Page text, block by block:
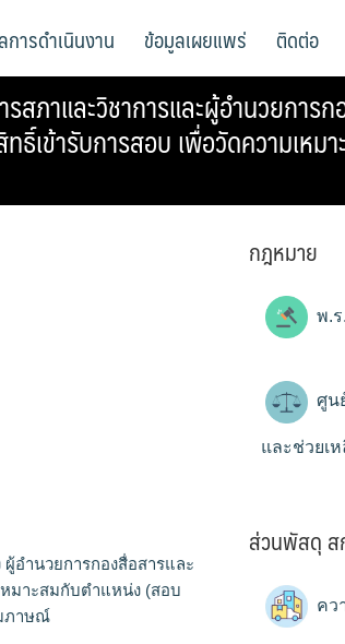
การดำเนินงาน ข้อมูลเผยแพร่ ติดต่อ
ภาและวิชาการและผู้อำนวยการ
ธิ์เข้ารับการสอบ เพื่อวัดความเหม
อำนวยการกองสื่อสารและ
หมาะสมกับตำแหน่ง (สอบ
ภาษณ์
กฎหมาย
พ.
ศูน
และช่วยเ
ส่วนพัสดุ
คว